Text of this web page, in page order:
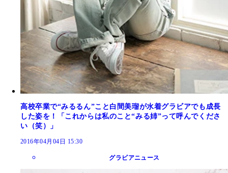
高校卒業で“みるるん”こと白間美瑠が水着グラビアでも成長
した姿を！「これからは私のこと“みる姉”って呼んでくださ
い（笑）」
2016年04月04日 15:30
グラビアニュース